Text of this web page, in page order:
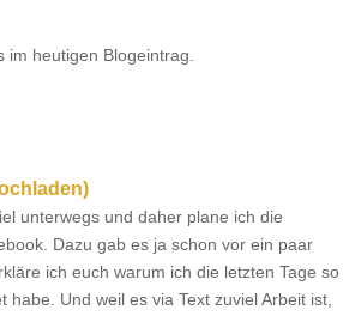
heutigen Blogeintrag.
unterwegs und daher plane ich die
Dazu gab es ja schon vor ein paar
ich euch warum ich die letzten Tage so
habe. Und weil es via Text zuviel Arbeit ist,